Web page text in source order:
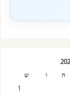
ה ו ש
1